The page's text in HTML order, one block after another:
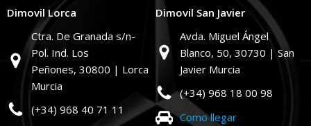
Dimovil Lorca
Ctra. De Granada s/n-
Pol. Ind. Los
Peñones, 30800 | Lorca
Murcia
(+34) 968 40 71 11
Dimovil San Javier
Avda. Miguel Ángel
Blanco, 50, 30730 | San
Javier Murcia
(+34) 968 18 00 98
Como llegar